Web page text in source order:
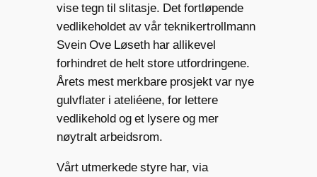
vise tegn til slitasje. Det fortløpende
vedlikeholdet av vår teknikertrollmann
Svein Ove Løseth har allikevel
forhindret de helt store utfordringene.
Årets mest merkbare prosjekt var nye
gulvflater i ateliéene, for lettere
vedlikehold og et lysere og mer
nøytralt arbeidsrom.
Vårt utmerkede styre har, via